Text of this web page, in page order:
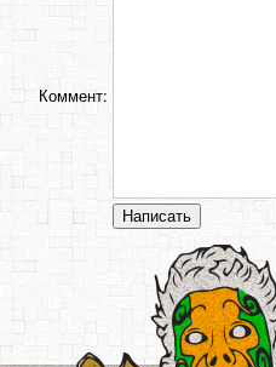
Коммент: